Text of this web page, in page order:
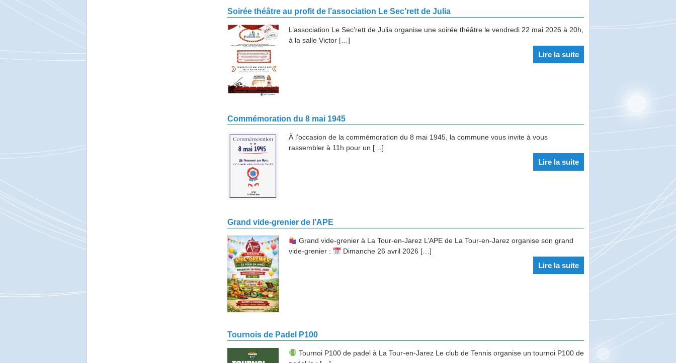
Soirée théâtre au profit de l’association Le Sec’rett de Julia
L’association Le Sec’rett de Julia organise une soirée théâtre le vendredi 22 mai 2026 à 20h,
à la salle Victor […]
Lire la suite
Commémoration du 8 mai 1945
À l’occasion de la commémoration du 8 mai 1945, la commune vous invite à vous
rassembler à 11h pour un […]
Lire la suite
Grand vide-grenier de l’APE
Grand vide-grenier à La Tour-en-Jarez L’APE de La Tour-en-Jarez organise son grand
vide-grenier :
Dimanche 26 avril 2026 […]
Lire la suite
Tournois de Padel P100
Tournoi P100 de padel à La Tour-en-Jarez Le club de Tennis organise un tournoi P100 de